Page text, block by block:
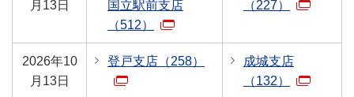
月13日
国立駅前支店
（512）
（227）
2026年10
月13日
登戸支店（258）
成城支店
（132）